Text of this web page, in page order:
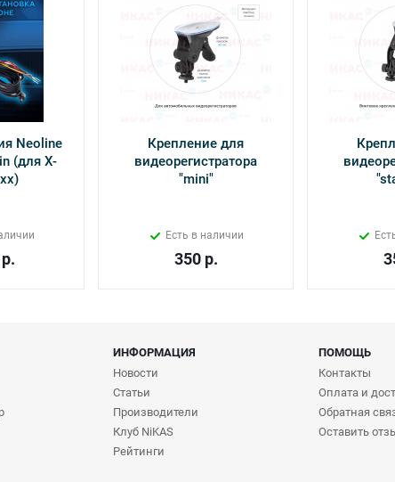
Neoline
(для Х-
Крепление для
видеорегистратора
"mini"
Есть в наличии
350р.
ИНФОРМАЦИЯ
ПОМОЩЬ
Новости
Статьи
Производители
Клуб NiKAS
Рейтинги
Контакты
Оплата и
Обратная
Оставить